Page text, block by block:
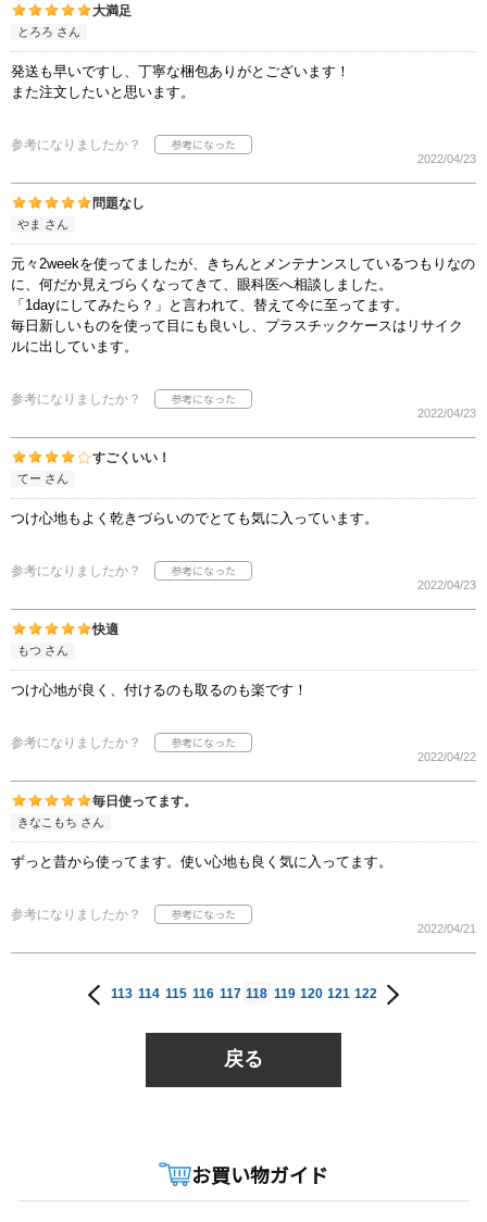
大満足
とろろ さん
発送も早いですし、丁寧な梱包ありがとございます！
また注文したいと思います。
参考になりましたか？
2022/04/23
問題なし
やま さん
元々2weekを使ってましたが、きちんとメンテナンスしているつもりなの
に、何だか見えづらくなってきて、眼科医へ相談しました。
「1dayにしてみたら？」と言われて、替えて今に至ってます。
毎日新しいものを使って目にも良いし、プラスチックケースはリサイク
ルに出しています。
参考になりましたか？
2022/04/23
すごくいい！
てー さん
つけ心地もよく乾きづらいのでとても気に入っています。
参考になりましたか？
2022/04/23
快適
もつ さん
つけ心地が良く、付けるのも取るのも楽です！
参考になりましたか？
2022/04/22
毎日使ってます。
きなこもち さん
ずっと昔から使ってます。使い心地も良く気に入ってます。
参考になりましたか？
2022/04/21
113 114 115 116 117 118 119 120 121 122
戻る
お買い物ガイド